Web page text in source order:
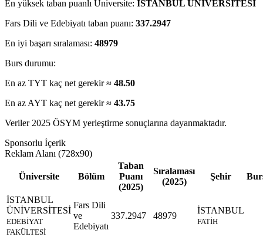
En yüksek taban puanlı Üniversite: İSTANBUL ÜNİVERSİTESİ
Fars Dili ve Edebiyatı taban puanı: 337.2947
En iyi başarı sıralaması: 48979
Burs durumu:
En az TYT kaç net gerekir ≈ 48.50
En az AYT kaç net gerekir ≈ 43.75
Veriler 2025 ÖSYM yerleştirme sonuçlarına dayanmaktadır.
Sponsorlu İçerik
Reklam Alanı (728x90)
Üniversite Bölüm
Taban
Puanı
(2025)
Sıralaması
(2025)
Şehir
İSTANBUL
ÜNİVERSİTESİ
EDEBİYAT
FAKÜLTESİ
Fars Dili
ve
Edebiyatı
337.2947 48979
İSTANBUL
FATİH